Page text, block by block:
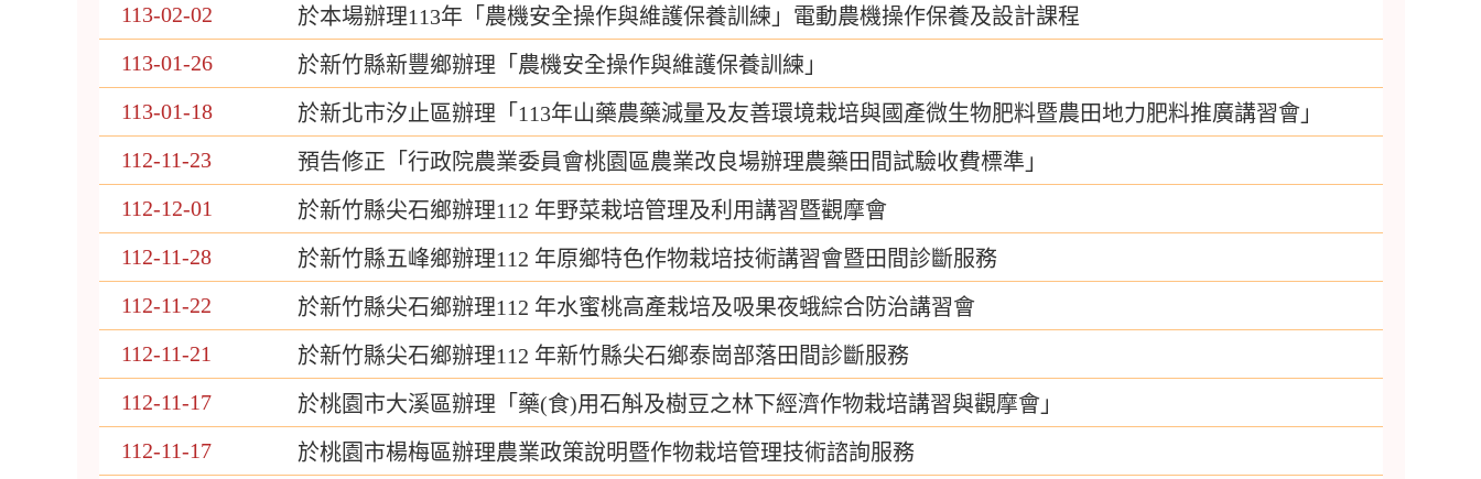
113-02-02
於本場辦理113年「農機安全操作與維護保養訓練」電動農機操作保養及設計課程
113-01-26
於新竹縣新豐鄉辦理「農機安全操作與維護保養訓練」
113-01-18
於新北市汐止區辦理「113年山藥農藥減量及友善環境栽培與國產微生物肥料暨農田地力肥料推廣講習會」
112-11-23
預告修正「行政院農業委員會桃園區農業改良場辦理農藥田間試驗收費標準」
112-12-01
於新竹縣尖石鄉辦理112 年野菜栽培管理及利用講習暨觀摩會
112-11-28
於新竹縣五峰鄉辦理112 年原鄉特色作物栽培技術講習會暨田間診斷服務
112-11-22
於新竹縣尖石鄉辦理112 年水蜜桃高產栽培及吸果夜蛾綜合防治講習會
112-11-21
於新竹縣尖石鄉辦理112 年新竹縣尖石鄉泰崗部落田間診斷服務
112-11-17
於桃園市大溪區辦理「藥(食)用石斛及樹豆之林下經濟作物栽培講習與觀摩會」
112-11-17
於桃園市楊梅區辦理農業政策說明暨作物栽培管理技術諮詢服務